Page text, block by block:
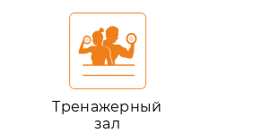
Тренажерный
зал